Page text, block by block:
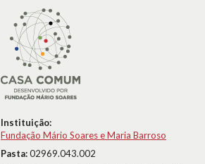
Instituição:
Fundação Mário Soares e Maria Barroso
Pasta:02969.043.002